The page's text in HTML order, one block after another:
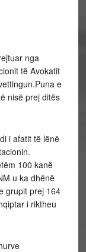
nga
të Avokatit
e
nisë prej ditës
i afatit të lënë
100 kanë
u ka dhënë
grupit prej 164
i riktheu